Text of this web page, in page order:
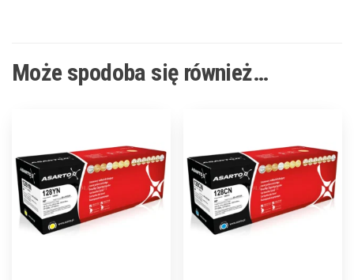
Może spodoba się również…